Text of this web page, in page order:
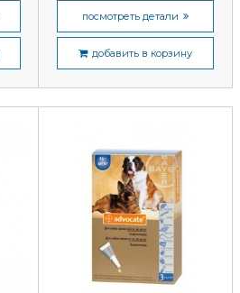
посмотреть детали
добавить в корзину